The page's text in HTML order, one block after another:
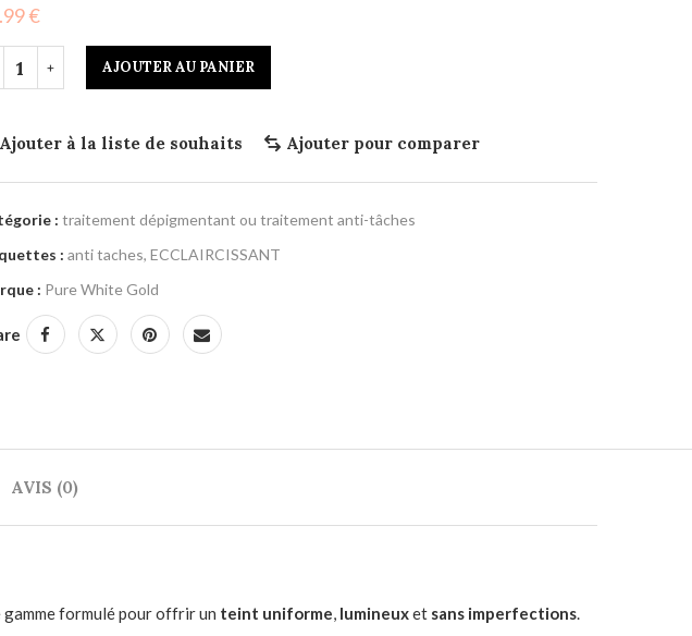
€
AJOUTER AU PANIER
Ajouter à la liste de souhaits Ajouter pour comparer
: traitement dépigmentant ou traitement anti-tâches
: anti taches, ECCLAIRCISSANT
: Pure White Gold
AVIS (0)
formulé pour offrir un teint uniforme, lumineuxet sans imperfections.